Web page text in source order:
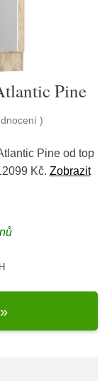
Pine
)
Pine od top
Kč. Zobrazit